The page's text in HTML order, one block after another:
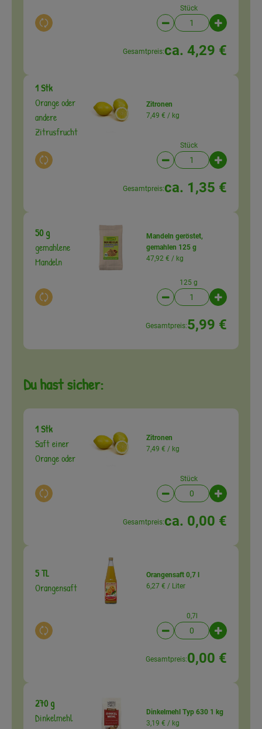
Auswahl ändern
Stück
Artikelanzahl
Gesamtpreis:ca. 4,29 €
1 Stk
Orange oder
andere
Zitrusfrucht
Auswahl ändern
Zitronen
7,49 € / kg
Stück
Artikelanzahl
Gesamtpreis:ca. 1,35 €
50 g
gemahlene
Mandeln
Auswahl ändern
Mandeln geröstet,
gemahlen 125 g
47,92 € / kg
125 g
Artikelanzahl
Gesamtpreis:5,99 €
Du hast sicher:
1 Stk
Saft einer
Orange oder
Auswahl ändern
Zitronen
7,49 € / kg
Stück
Artikelanzahl
Gesamtpreis:ca. 0,00 €
5 TL
Orangensaft
Auswahl ändern
Orangensaft 0,7 l
6,27 € / Liter
0,7l
Artikelanzahl
Gesamtpreis:0,00 €
270 g
Dinkelmehl
Dinkelmehl Typ 630 1 kg
3,19 € / kg